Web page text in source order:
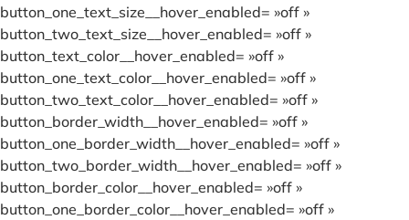
button_one_text_size__hover_enabled= »off »
button_two_text_size__hover_enabled= »off »
button_text_color__hover_enabled= »off »
button_one_text_color__hover_enabled= »off »
button_two_text_color__hover_enabled= »off »
button_border_width__hover_enabled= »off »
button_one_border_width__hover_enabled= »off »
button_two_border_width__hover_enabled= »off »
button_border_color__hover_enabled= »off »
button_one_border_color__hover_enabled= »off »